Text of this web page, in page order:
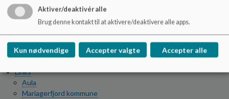
Elever
Til og fra skole
Konfirmation
Brobygning
Sundhedsplejen
Vejledning til Aula
Links
Aula
Mariagerfjord kommune
Aktiver/deaktivér alle
Brug denne kontakt til at aktivere/deaktivere alle apps.
Kun nødvendige Accepter valgte Accepter alle